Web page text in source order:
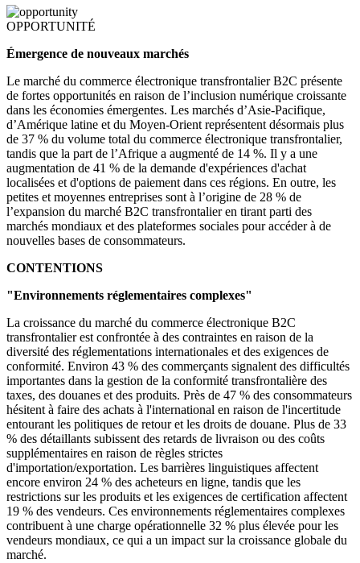
OPPORTUNITÉ
Émergence de nouveaux marchés
Le marché du commerce électronique transfrontalier B2C présente
de fortes opportunités en raison de l’inclusion numérique croissante
dans les économies émergentes. Les marchés d’Asie-Pacifique,
d’Amérique latine et du Moyen-Orient représentent désormais plus
de 37 % du volume total du commerce électronique transfrontalier,
tandis que la part de l’Afrique a augmenté de 14 %. Il y a une
augmentation de 41 % de la demande d'expériences d'achat
localisées et d'options de paiement dans ces régions. En outre, les
petites et moyennes entreprises sont à l’origine de 28 % de
l’expansion du marché B2C transfrontalier en tirant parti des
marchés mondiaux et des plateformes sociales pour accéder à de
nouvelles bases de consommateurs.
CONTENTIONS
"Environnements réglementaires complexes"
La croissance du marché du commerce électronique B2C
transfrontalier est confrontée à des contraintes en raison de la
diversité des réglementations internationales et des exigences de
conformité. Environ 43 % des commerçants signalent des difficultés
importantes dans la gestion de la conformité transfrontalière des
taxes, des douanes et des produits. Près de 47 % des consommateurs
hésitent à faire des achats à l'international en raison de l'incertitude
entourant les politiques de retour et les droits de douane. Plus de 33
% des détaillants subissent des retards de livraison ou des coûts
supplémentaires en raison de règles strictes
d'importation/exportation. Les barrières linguistiques affectent
encore environ 24 % des acheteurs en ligne, tandis que les
restrictions sur les produits et les exigences de certification affectent
19 % des vendeurs. Ces environnements réglementaires complexes
contribuent à une charge opérationnelle 32 % plus élevée pour les
vendeurs mondiaux, ce qui a un impact sur la croissance globale du
marché.